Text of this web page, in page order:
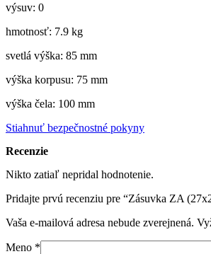
výsuv: 0
hmotnosť: 7.9 kg
svetlá výška: 85 mm
výška korpusu: 75 mm
výška čela: 100 mm
Stiahnuť bezpečnostné pokyny
Recenzie
Nikto zatiaľ nepridal hodnotenie.
Pridajte prvú recenziu pre “Zásuvka ZA
Vaša e-mailová adresa nebude zverejnená.
Meno *